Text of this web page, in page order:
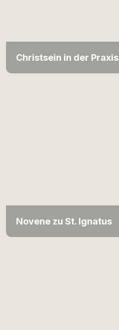
Christsein in der Praxis
Novene zu St. Ignatus